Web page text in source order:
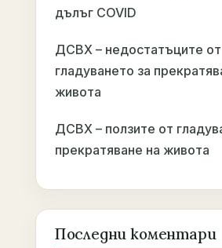
дълъг COVID
ДСВХ – недостатъците от
гладуването за
живота
ДСВХ – ползите от
прекратяване на живота
Последни коментари